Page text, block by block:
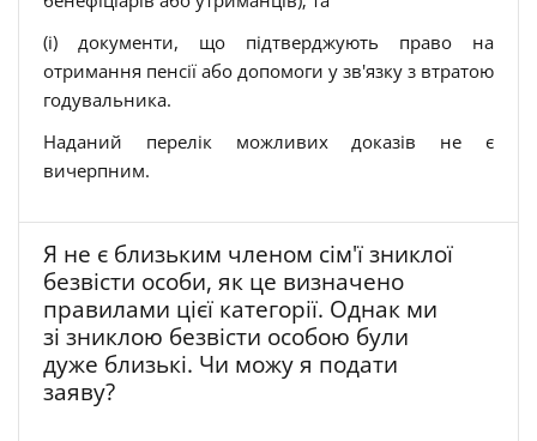
(i) документи, що підтверджують право на
отримання пенсії або допомоги у зв'язку з втратою
годувальника.
Наданий перелік можливих доказів не є
вичерпним.
Я не є близьким членом сім'ї зниклої
безвісти особи, як це визначено
правилами цієї категорії. Однак ми
зі зниклою безвісти особою були
дуже близькі. Чи можу я подати
заяву?